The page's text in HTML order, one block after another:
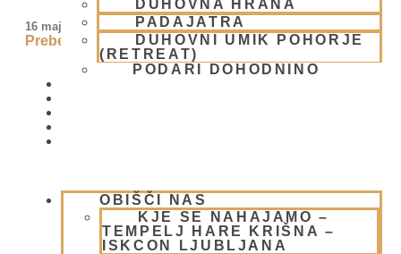
DUHOVNA HRANA
PADAJATRA
DUHOVNI UMIK POHORJE
(RETREAT)
PODARI DOHODNINO
OBIŠČI NAS
KJE SE NAHAJAMO –
TEMPELJ HARE KRIŠNA –
ISKCON LJUBLJANA
16 maja, 2009
Preberi več »